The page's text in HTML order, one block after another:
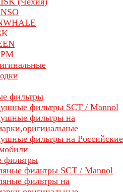
фильтры
фильтры SCT / Mannol
фильтры на
фильтры на Российские
фильтры
фильтры SCT / Mannol
фильтры на